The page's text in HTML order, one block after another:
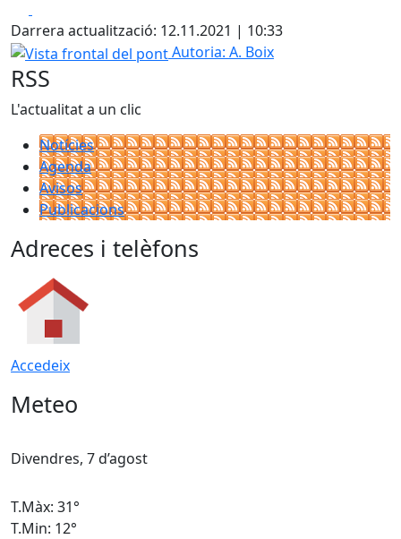
+
−
Darrera actualització: 12.11.2021 | 10:33
Vista frontal del pont
Autoria: A. Boix
RSS
L'actualitat a un clic
Notícies
Agenda
Avisos
Publicacions
Adreces i telèfons
Accedeix
Meteo
Divendres, 7 d’agost
T.Màx: 31°
T.Min: 12°